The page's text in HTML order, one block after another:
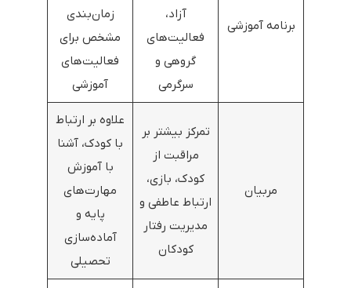
برنامه آموزشی
آزاد،
فعالیت‌های
گروهی و
سرگرمی
زمان‌بندی
مشخص برای
فعالیت‌های
آموزشی
مربیان
تمرکز بیشتر بر
مراقبت از
کودک، بازی،
ارتباط عاطفی و
مدیریت رفتار
کودکان
علاوه بر ارتباط
با کودک، آشنا
با آموزش
مهارت‌های
پایه و
آماده‌سازی
تحصیلی